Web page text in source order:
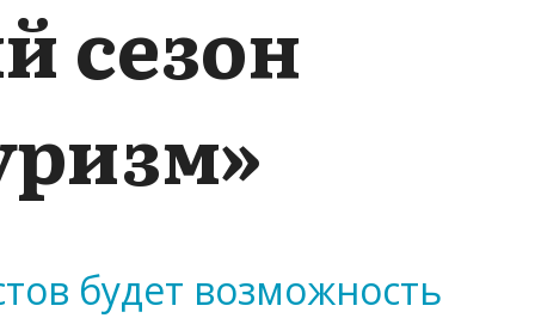
сезон
будет возможность